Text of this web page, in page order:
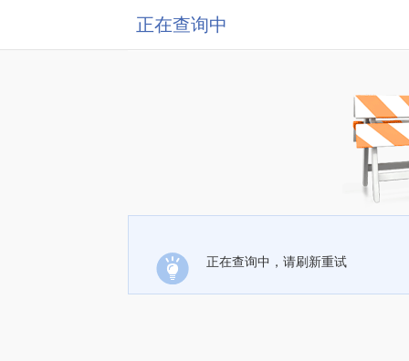
正在查询中
正在查询中，请刷新重试